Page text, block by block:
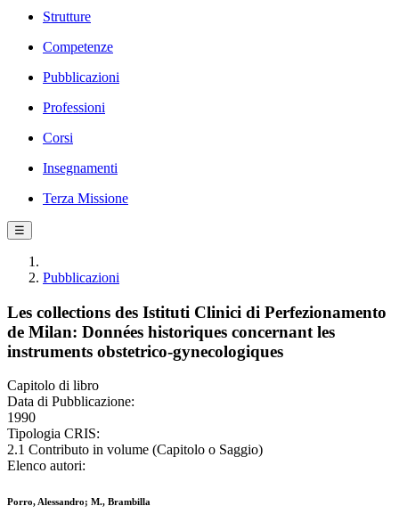
Strutture
Competenze
Pubblicazioni
Professioni
Corsi
Insegnamenti
Terza Missione
☰
Pubblicazioni
Les collections des Istituti Clinici di Perfezionamento
de Milan: Données historiques concernant les
instruments obstetrico-gynecologiques
Capitolo di libro
Data di Pubblicazione:
1990
Tipologia CRIS:
2.1 Contributo in volume (Capitolo o Saggio)
Elenco autori:
Porro, Alessandro; M., Brambilla